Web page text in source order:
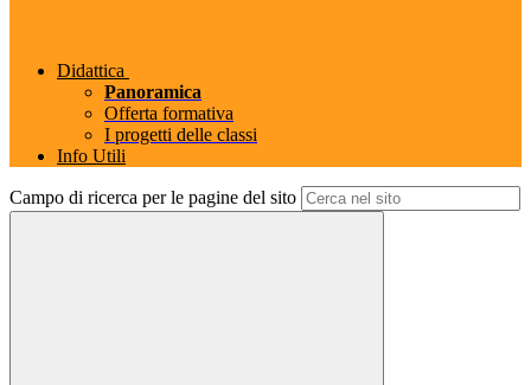
Didattica
Panoramica
Offerta formativa
I progetti delle classi
Info Utili
Campo di ricerca per le pagine del sito